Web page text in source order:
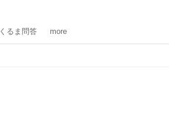
くるま問答 more